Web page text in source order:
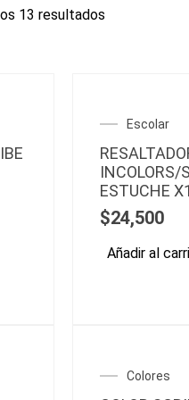
13 resultados
Escolar
INCOLORS/
ESTUCHE
$24,500
Añadir al
Colores